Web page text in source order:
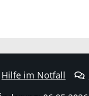
Hilfe im Notfall